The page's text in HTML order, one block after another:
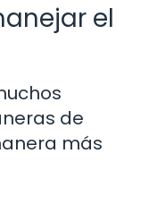
el
de
más